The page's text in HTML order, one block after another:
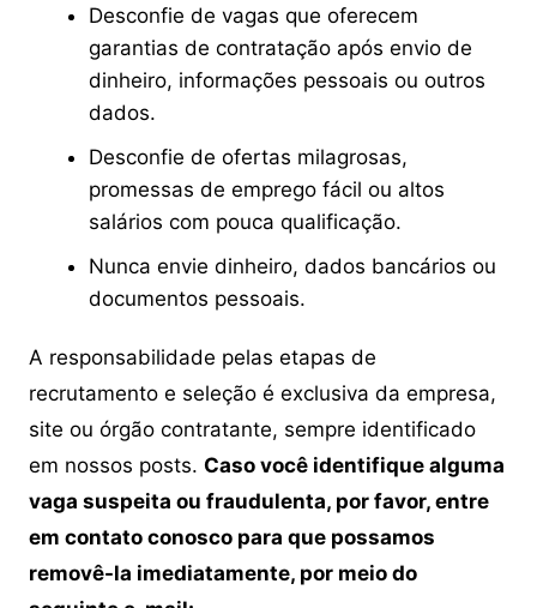
Desconfie de vagas que oferecem
garantias de contratação após envio de
dinheiro, informações pessoais ou outros
dados.
Desconfie de ofertas milagrosas,
promessas de emprego fácil ou altos
salários com pouca qualificação.
Nunca envie dinheiro, dados bancários ou
documentos pessoais.
A responsabilidade pelas etapas de
recrutamento e seleção é exclusiva da empresa,
site ou órgão contratante, sempre identificado
em nossos posts. Caso você identifique alguma
vaga suspeita ou fraudulenta, por favor, entre
em contato conosco para que possamos
removê-la imediatamente, por meio do